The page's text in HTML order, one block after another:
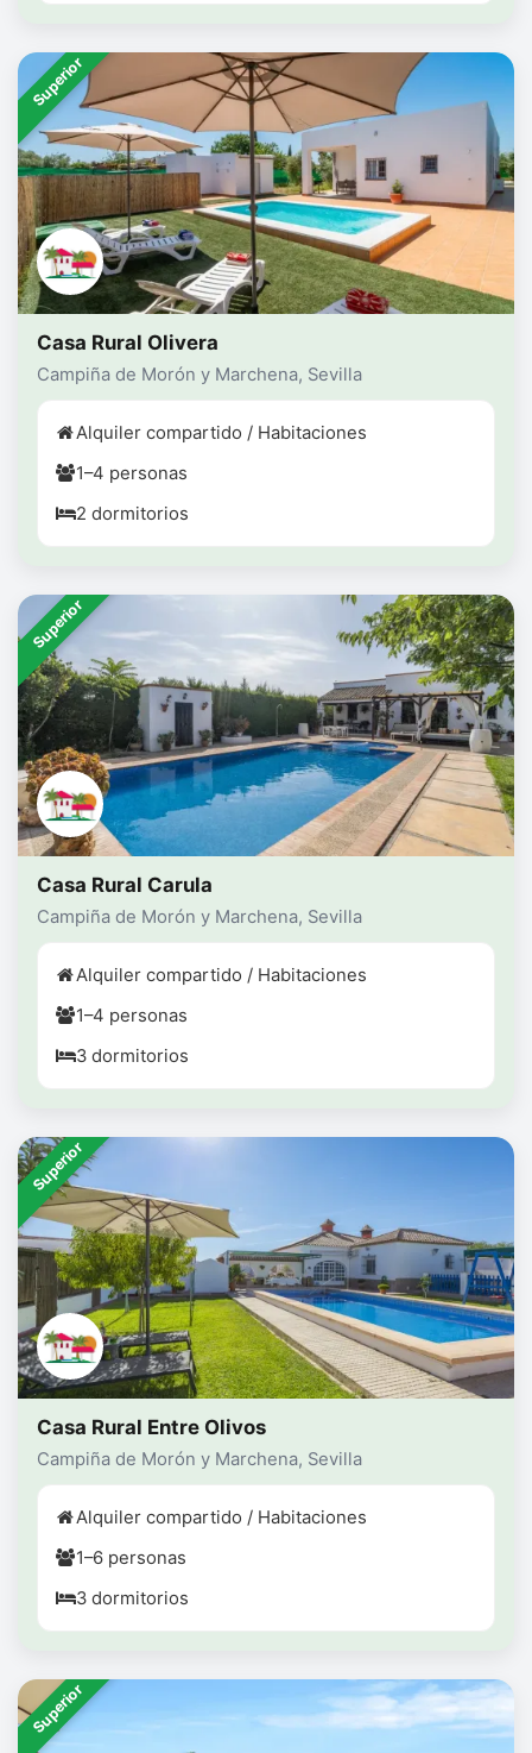
Superior
Casa Rural Olivera
Campiña de Morón y Marchena, Sevilla
Alquiler compartido / Habitaciones
1–4 personas
2 dormitorios
Superior
Casa Rural Carula
Campiña de Morón y Marchena, Sevilla
Alquiler compartido / Habitaciones
1–4 personas
3 dormitorios
Superior
Casa Rural Entre Olivos
Campiña de Morón y Marchena, Sevilla
Alquiler compartido / Habitaciones
1–6 personas
3 dormitorios
Superior